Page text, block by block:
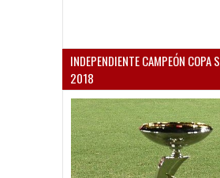
INDEPENDIENTE CAMPEÓN COPA
2018